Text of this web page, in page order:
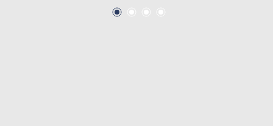
- Galpão novo (1ª locação), 500 m² - 2 docas -